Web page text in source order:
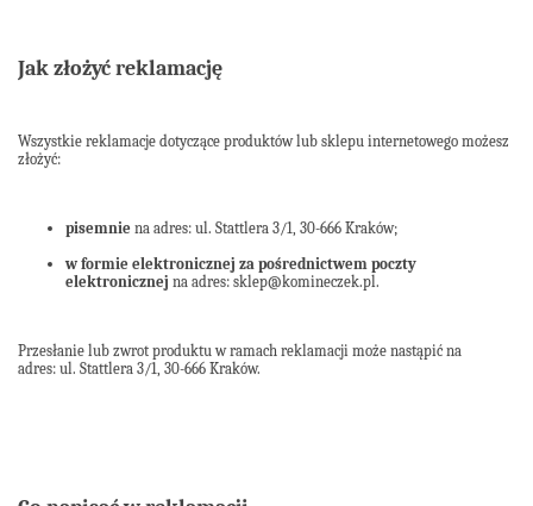
Jak złożyć reklamację
Wszystkie reklamacje dotyczące produktów lub sklepu internetowego możesz
złożyć:
pisemnie na adres: ul. Stattlera 3/1, 30-666 Kraków;
w formie elektronicznej za pośrednictwem poczty
elektronicznej na adres: sklep@komineczek.pl.
Przesłanie lub zwrot produktu w ramach reklamacji może nastąpić na
adres: ul. Stattlera 3/1, 30-666 Kraków.